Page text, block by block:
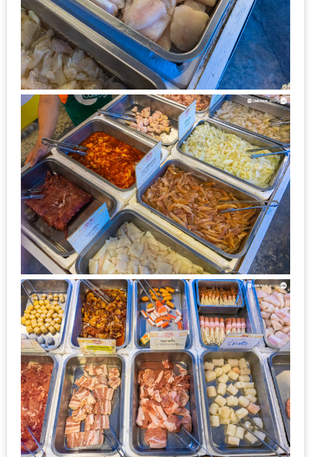
หนาว
นี้
กับ
PING
FAI
FESTIVAL
2
–
ช็อป
ฟิน
กิน
เพลิน
HFG
E-
NEWS
GAME
(SABAI
SEAFOOD)
HOMEPRO
FAIR
2017
เชียงใหม่